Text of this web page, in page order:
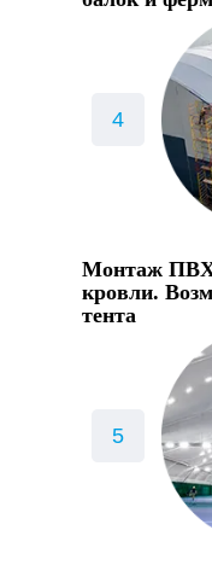
Монтаж
кровли.
тента